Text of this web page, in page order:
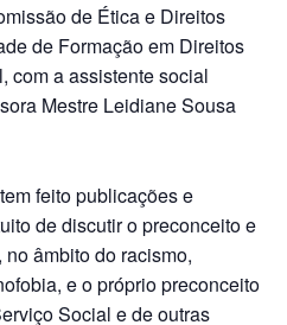
de Ética e Direitos
de Formação em Direitos
com a assistente social
Mestre Leidiane Sousa
feito publicações e
de discutir o preconceito e
âmbito do racismo,
e o próprio preconceito
Social e de outras